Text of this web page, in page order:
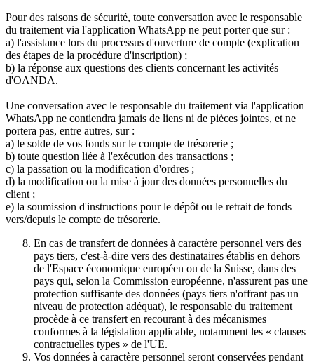
Pour des raisons de sécurité, toute conversation avec le responsable
du traitement via l'application WhatsApp ne peut porter que sur :
a) l'assistance lors du processus d'ouverture de compte (explication
des étapes de la procédure d'inscription) ;
b) la réponse aux questions des clients concernant les activités
d'OANDA.
Une conversation avec le responsable du traitement via l'application
WhatsApp ne contiendra jamais de liens ni de pièces jointes, et ne
portera pas, entre autres, sur :
a) le solde de vos fonds sur le compte de trésorerie ;
b) toute question liée à l'exécution des transactions ;
c) la passation ou la modification d'ordres ;
d) la modification ou la mise à jour des données personnelles du
client ;
e) la soumission d'instructions pour le dépôt ou le retrait de fonds
vers/depuis le compte de trésorerie.
En cas de transfert de données à caractère personnel vers des
pays tiers, c'est-à-dire vers des destinataires établis en dehors
de l'Espace économique européen ou de la Suisse, dans des
pays qui, selon la Commission européenne, n'assurent pas une
protection suffisante des données (pays tiers n'offrant pas un
niveau de protection adéquat), le responsable du traitement
procède à ce transfert en recourant à des mécanismes
conformes à la législation applicable, notamment les « clauses
contractuelles types » de l'UE.
Vos données à caractère personnel seront conservées pendant